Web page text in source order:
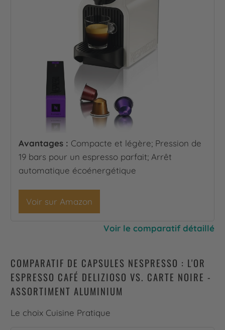
Avantages : Compacte et légère; Pression de
19 bars pour un espresso parfait; Arrêt
automatique écoénergétique
Voir sur Amazon
Voir le comparatif détaillé
COMPARATIF DE CAPSULES NESPRESSO : L'OR
ESPRESSO CAFÉ DELIZIOSO VS. CARTE NOIRE -
ASSORTIMENT ALUMINIUM
Le choix Cuisine Pratique